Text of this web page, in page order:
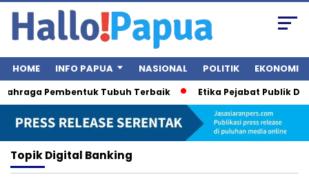
HOME INFO PAPUA NASIONAL POLITIK EKONOMI
Pembentuk Tubuh Terbaik Etika Pejabat Publik
TopikDigital Banking